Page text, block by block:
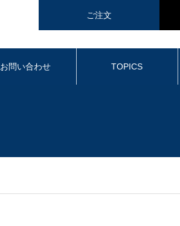
ご注文
お問い合わせ TOPICS